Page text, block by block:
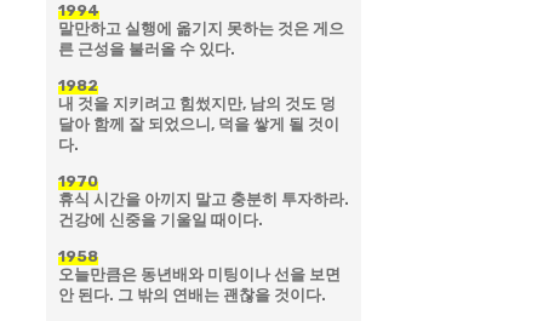
1994
말만하고 실행에 옮기지 못하는 것은 게으
른 근성을 불러올 수 있다.
1982
내 것을 지키려고 힘썼지만, 남의 것도 덩
달아 함께 잘 되었으니, 덕을 쌓게 될 것이
다.
1970
휴식 시간을 아끼지 말고 충분히 투자하라.
건강에 신중을 기울일 때이다.
1958
오늘만큼은 동년배와 미팅이나 선을 보면
안 된다. 그 밖의 연배는 괜찮을 것이다.